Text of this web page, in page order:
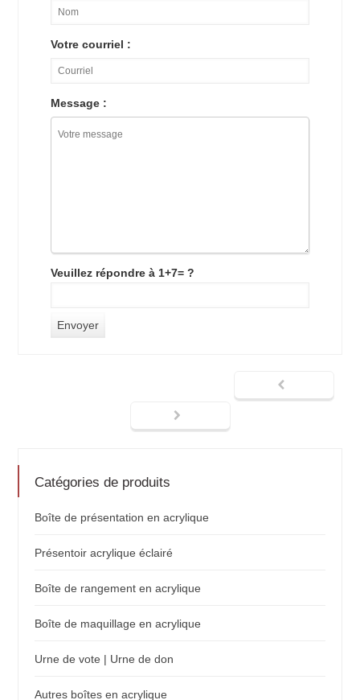
Votre courriel :
Message :
Veuillez répondre à 1+7= ?
Catégories de produits
Boîte de présentation en acrylique
Présentoir acrylique éclairé
Boîte de rangement en acrylique
Boîte de maquillage en acrylique
Urne de vote | Urne de don
Autres boîtes en acrylique